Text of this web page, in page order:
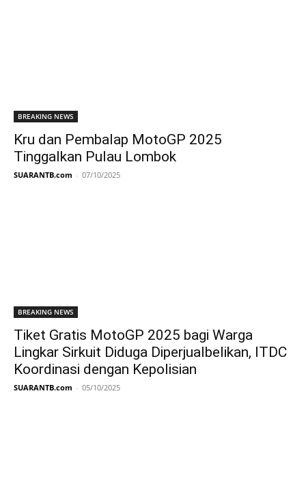
BREAKING NEWS
Kru dan Pembalap MotoGP 2025
Tinggalkan Pulau Lombok
SUARANTB.com - 07/10/2025
BREAKING NEWS
Tiket Gratis MotoGP 2025 bagi Warga
Lingkar Sirkuit Diduga Diperjualbelikan, ITDC
Koordinasi dengan Kepolisian
SUARANTB.com - 05/10/2025